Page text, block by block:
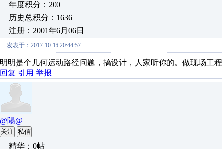
年度积分：200
历史总积分：1636
注册：2001年6月06日
发表于：2017-10-16 20:44:57
明明是个几何运动路径问题，搞设计，人家听你的。做现场工
回复 引用 举报
@陽@
关注 私信
精华：0帖